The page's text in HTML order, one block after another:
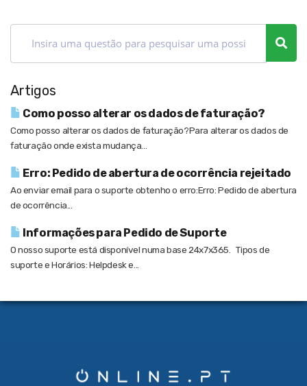
Artigos
Como posso alterar os dados de faturação?
Como posso alterar os dados de faturação?Para alterar os dados de
faturação onde exista mudança...
Erro: Pedido de abertura de ocorrência rejeitado
Ao enviar email para o suporte obtenho o erro:Erro: Pedido de abertura
de ocorrência...
Informações para Pedido de Suporte
O nosso suporte está disponível numa base 24x7x365. Tipos de
suporte e Horários: Helpdesk e...